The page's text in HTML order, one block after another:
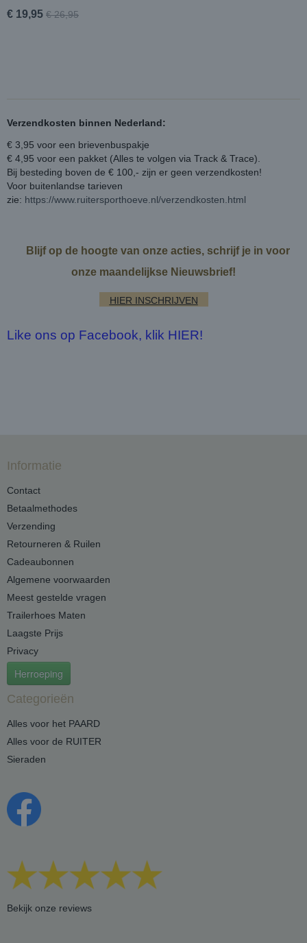
€ 19,95 € 26,95
Verzendkosten binnen Nederland:
€ 3,95 voor een brievenbuspakje
€ 4,95 voor een pakket (Alles te volgen via Track & Trace).
Bij besteding boven de € 100,- zijn er geen verzendkosten!
Voor buitenlandse tarieven
zie: https://www.ruitersporthoeve.nl/verzendkosten.html
Blijf op de hoogte van onze acties, schrijf je in voor
onze maandelijkse Nieuwsbrief!
HIER INSCHRIJVEN
Like ons op Facebook, klik HIER!
Informatie
Contact
Betaalmethodes
Verzending
Retourneren & Ruilen
Cadeaubonnen
Algemene voorwaarden
Meest gestelde vragen
Trailerhoes Maten
Laagste Prijs
Privacy
Herroeping
Categorieën
Alles voor het PAARD
Alles voor de RUITER
Sieraden
Bekijk onze reviews